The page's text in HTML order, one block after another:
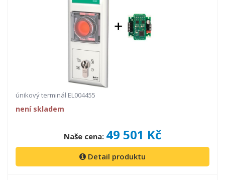
únikový terminál EL004455
není skladem
Naše cena: 49 501 Kč
Detail produktu